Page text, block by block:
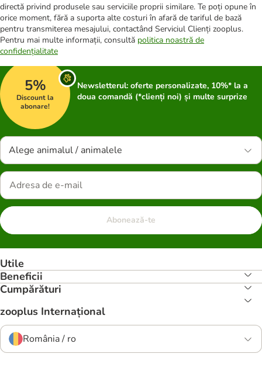
directă privind produsele sau serviciile proprii similare. Te poți opune în
orice moment, fără a suporta alte costuri în afară de tariful de bază
pentru transmiterea mesajului, contactând Serviciul Clienți zooplus.
Pentru mai multe informații, consultă politica noastră de
confidențialitate
5%
Discount la
abonare!
Newsletterul: oferte personalizate, 10%* la a
doua comandă (*clienți noi) și multe surprize
Alege animalul / animalele
Abonează-te
Utile
Beneficii
Cumpărături
zooplus Internațional
România / ro